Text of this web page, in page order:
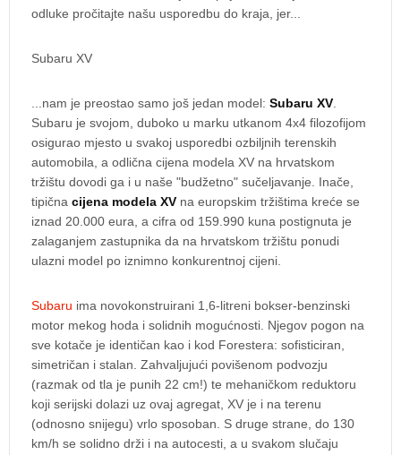
odluke pročitajte našu usporedbu do kraja, jer...
Subaru XV
...nam je preostao samo još jedan model: Subaru XV.
Subaru je svojom, duboko u marku utkanom 4x4 filozofijom
osigurao mjesto u svakoj usporedbi ozbiljnih terenskih
automobila, a odlična cijena modela XV na hrvatskom
tržištu dovodi ga i u naše "budžetno" sučeljavanje. Inače,
tipična cijena modela XV na europskim tržištima kreće se
iznad 20.000 eura, a cifra od 159.990 kuna postignuta je
zalaganjem zastupnika da na hrvatskom tržištu ponudi
ulazni model po iznimno konkurentnoj cijeni.
Subaru ima novokonstruirani 1,6-litreni bokser-benzinski
motor mekog hoda i solidnih mogućnosti. Njegov pogon na
sve kotače je identičan kao i kod Forestera: sofisticiran,
simetričan i stalan. Zahvaljujući povišenom podvozju
(razmak od tla je punih 22 cm!) te mehaničkom reduktoru
koji serijski dolazi uz ovaj agregat, XV je i na terenu
(odnosno snijegu) vrlo sposoban. S druge strane, do 130
km/h se solidno drži i na autocesti, a u svakom slučaju